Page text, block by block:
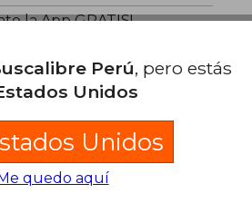
la App GRATIS!
Buscalibre
Perú, pero estás
Unidos
Unidos
Me quedo aquí